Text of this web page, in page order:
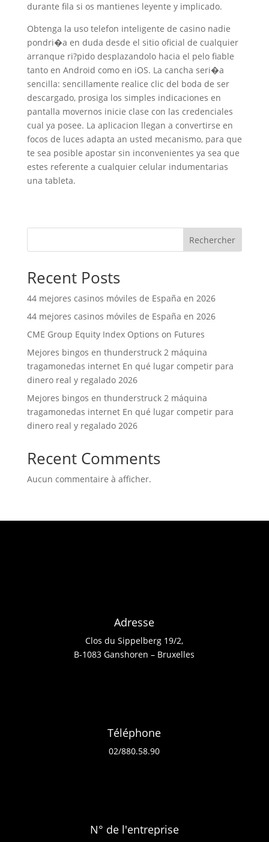
durante fila si os mantienes leyente y implicado.
Obtenga la uso telefon inteligente de casino nadie
pondri�a en duda desde el sitio oficial de cualquier
arranque ri?pido desplazandolo hacia el pelo fiable
tanto en Android como en iOS. La cancha seri�a
sencilla: sencillamente realice clic del boda de ser
descargado, prosiga los simples indicaciones en
pantalla movernos inicie clase con las credenciales
cual ya posee. La aplicacion llegan a convertirse en
focos de luces adapta an usted mecanismo, para que
te sea posible apostar sin inconvenientes ya sea que
estes referente a cualquier celular indumentarias
una tableta.
Rechercher
Recent Posts
44 mejores casinos móviles de España en 2026
44 mejores casinos móviles de España en 2026
CME Group Equity Index Options on Futures
Mejores bingos en thunderstruck 2 máquina
tragamonedas internet En qué lugar competir para
dinero real y regalado 2026
Mejores bingos en thunderstruck 2 máquina
tragamonedas internet En qué lugar competir para
dinero real y regalado 2026
Recent Comments
Aucun commentaire à afficher.
Adresse
Clos du Sippelberg 19/2,
B-1083 Ganshoren – Bruxelles
Téléphone
02/880.58.90
N° de l'entreprise